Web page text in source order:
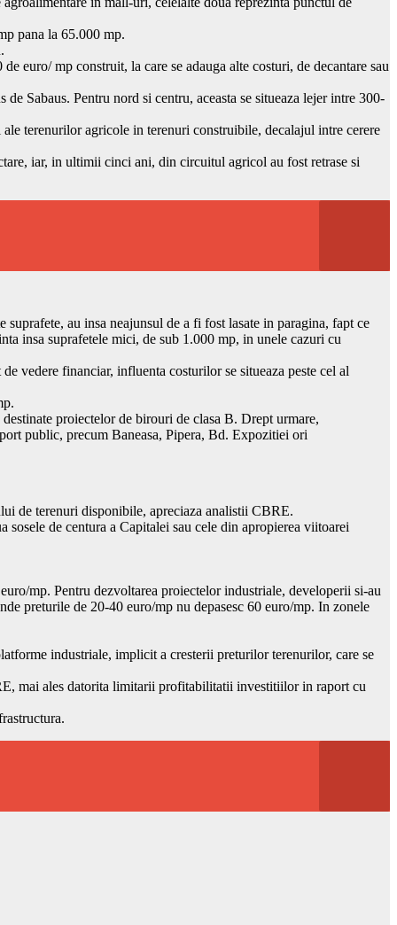
pana la 65.000 mp.
euro/ mp construit, la care se adauga alte costuri, de decantare sau
Sabaus. Pentru nord si centru, aceasta se situeaza lejer intre 300-
terenurilor agricole in terenuri construibile, decalajul intre cerere
iar, in ultimii cinci ani, din circuitul agricol au fost retrase si
au insa neajunsul de a fi fost lasate in paragina, fapt ce
insa suprafetele mici, de sub 1.000 mp, in unele cazuri cu
vedere financiar, influenta costurilor se situeaza peste cel al
proiectelor de birouri de clasa B. Drept urmare,
public, precum Baneasa, Pipera, Bd. Expozitiei ori
de terenuri disponibile, apreciaza analistii CBRE.
sosele de centura a Capitalei sau cele din apropierea viitoarei
mp. Pentru dezvoltarea proiectelor industriale, developerii si-au
preturile de 20-40 euro/mp nu depasesc 60 euro/mp. In zonele
industriale, implicit a cresterii preturilor terenurilor, care se
mai ales datorita limitarii profitabilitatii investitiilor in raport cu